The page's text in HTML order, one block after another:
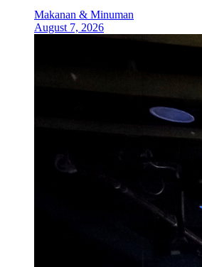
Makanan & Minuman
August 7, 2026